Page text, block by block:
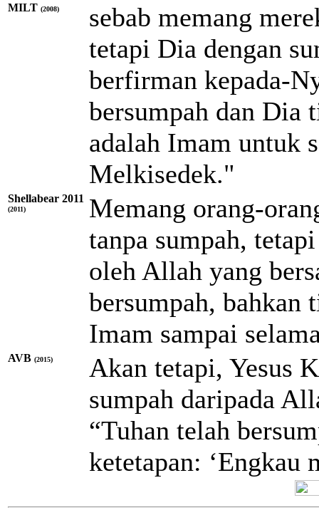
MILT (2008)
sebab memang
tetapi Dia dengan
berfirman kepada-
bersumpah dan Dia
adalah Imam untuk
Melkisedek."
Shellabear 2011
(2011)
Memang orang-
tanpa sumpah,
oleh Allah yang
bersumpah, bahkan
Imam sampai
AVB (2015)
Akan tetapi, Yesus
sumpah daripada
“Tuhan telah
ketetapan: ‘Engkau